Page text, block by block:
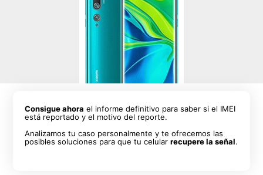
Consigue ahora el informe definitivo para saber si el IMEI
está reportado y el motivo del reporte.
Analizamos tu caso personalmente y te ofrecemos las
posibles soluciones para que tu celularrecupere la señal.